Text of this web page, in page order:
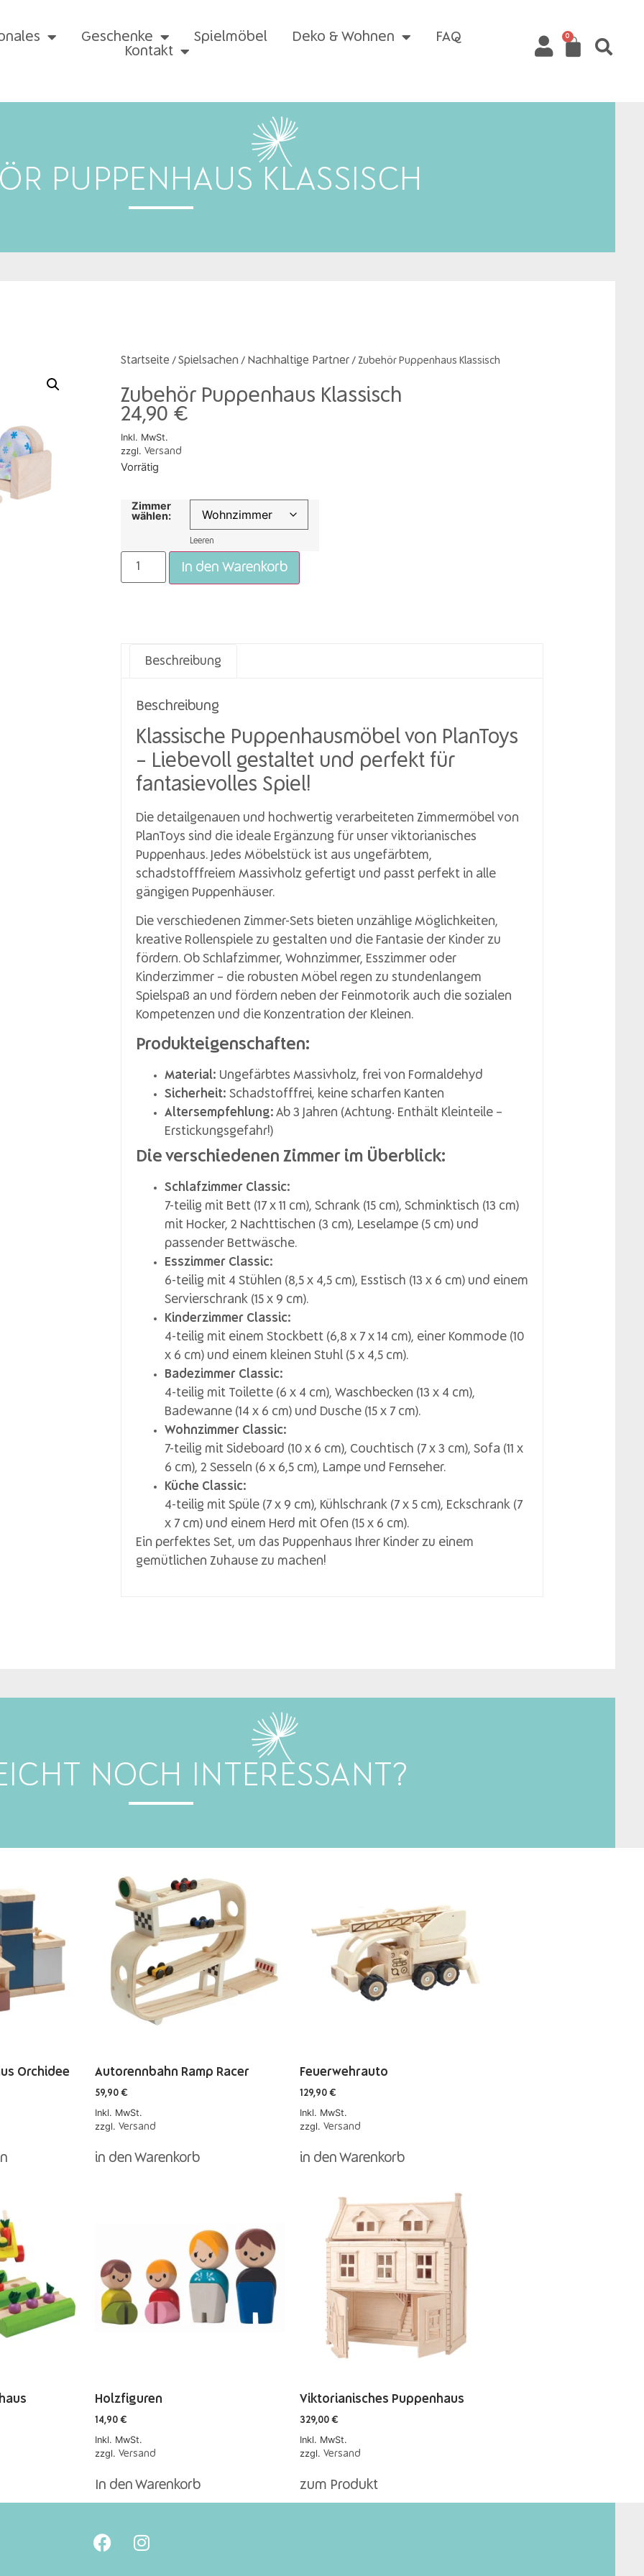
Geschenke Spielmöbel Deko & Wohnen
FAQ
Kontakt
0
PUPPENHAUS KLASSISCH
Startseite / Spielsachen / Nachhaltige Partner/ Zubehör Puppenhaus Klassisch
Zubehör Puppenhaus Klassisch
24,90 €
Inkl. MwSt.
zzgl. Versand
Vorrätig
Zimmer
wählen:
Leeren
In den Warenkorb
Beschreibung
Beschreibung
Klassische Puppenhausmöbel von PlanToys
– Liebevoll gestaltet und perfekt für
fantasievolles Spiel!
Die detailgenauen und hochwertig verarbeiteten Zimmermöbel von
PlanToys sind die ideale Ergänzung für unser viktorianisches
Puppenhaus. Jedes Möbelstück ist aus ungefärbtem,
schadstofffreiem Massivholz gefertigt und passt perfekt in alle
gängigen Puppenhäuser.
Die verschiedenen Zimmer-Sets bieten unzählige Möglichkeiten,
kreative Rollenspiele zu gestalten und die Fantasie der Kinder zu
fördern. Ob Schlafzimmer, Wohnzimmer, Esszimmer oder
Kinderzimmer – die robusten Möbel regen zu stundenlangem
Spielspaß an und fördern neben der Feinmotorik auch die sozialen
Kompetenzen und die Konzentration der Kleinen.
Produkteigenschaften:
Material: Ungefärbtes Massivholz, frei von Formaldehyd
Sicherheit: Schadstofffrei, keine scharfen Kanten
Altersempfehlung: Ab 3 Jahren (Achtung: Enthält Kleinteile –
Erstickungsgefahr!)
Die verschiedenen Zimmer im Überblick:
Schlafzimmer Classic:
7-teilig mit Bett (17 x 11 cm), Schrank (15 cm), Schminktisch (13 cm)
mit Hocker, 2 Nachttischen (3 cm), Leselampe (5 cm) und
passender Bettwäsche.
Esszimmer Classic:
6-teilig mit 4 Stühlen (8,5 x 4,5 cm), Esstisch (13 x 6 cm) und einem
Servierschrank (15 x 9 cm).
Kinderzimmer Classic:
4-teilig mit einem Stockbett (6,8 x 7 x 14 cm), einer Kommode (10
x 6 cm) und einem kleinen Stuhl (5 x 4,5 cm).
Badezimmer Classic:
4-teilig mit Toilette (6 x 4 cm), Waschbecken (13 x 4 cm),
Badewanne (14 x 6 cm) und Dusche (15 x 7 cm).
Wohnzimmer Classic:
7-teilig mit Sideboard (10 x 6 cm), Couchtisch (7 x 3 cm), Sofa (11 x
6 cm), 2 Sesseln (6 x 6,5 cm), Lampe und Fernseher.
Küche Classic:
4-teilig mit Spüle (7 x 9 cm), Kühlschrank (7 x 5 cm), Eckschrank (7
x 7 cm) und einem Herd mit Ofen (15 x 6 cm).
Ein perfektes Set, um das Puppenhaus Ihrer Kinder zu einem
gemütlichen Zuhause zu machen!
NOCH INTERESSANT?
Orchidee Autorennbahn Ramp Racer
59,90 €
Inkl. MwSt.
zzgl. Versand
in den Warenkorb
Feuerwehrauto
129,90 €
Inkl. MwSt.
zzgl. Versand
in den Warenkorb
Holzfiguren
14,90 €
Inkl. MwSt.
zzgl. Versand
In den Warenkorb
Viktorianisches Puppenhaus
329,00 €
Inkl. MwSt.
zzgl. Versand
zum Produkt